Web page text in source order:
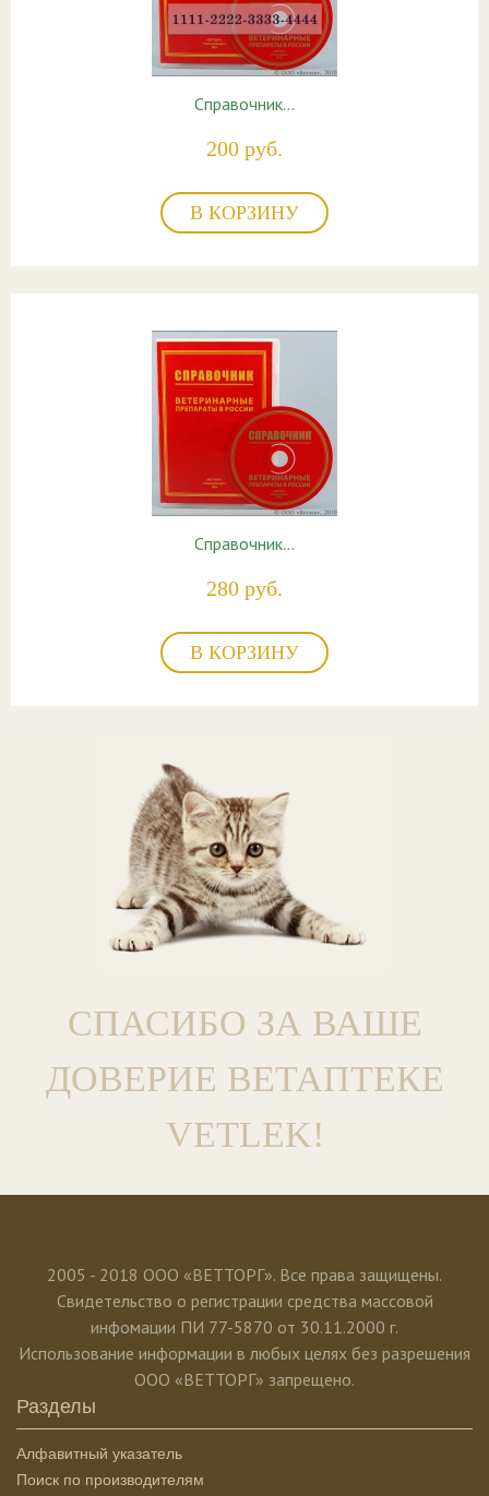
Справочник…
200 руб.
В КОРЗИНУ
Справочник…
280 руб.
В КОРЗИНУ
СПАСИБО ЗА ВАШЕ
ДОВЕРИЕ ВЕТАПТЕКЕ
VETLEK!
2005 - 2018 ООО «ВЕТТОРГ». Все права защищены.
Свидетельство о регистрации средства массовой
инфомации ПИ 77-5870 от 30.11.2000 г.
Использование информации в любых целях без разрешения
ООО «ВЕТТОРГ» запрещено.
Разделы
Алфавитный указатель
Поиск по производителям